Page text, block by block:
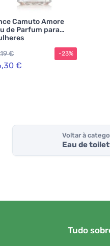
Camuto Amore
de Parfum para
€
€
-23%
Voltar à
Eau de
Tudo